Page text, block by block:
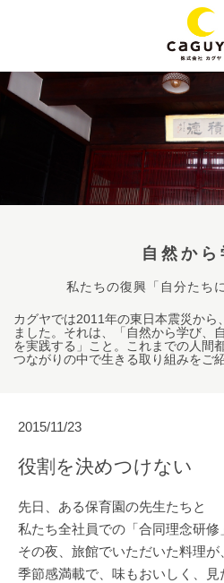
自然から
私たちの復興「自分たち
カグヤでは2011年の東日本震災から
ました。それは、「自然から学び、
を実践する」こと。これまでの人間
つながりの中で生きる取り組みをご
2015/11/23
役割を決めつけない
先日、ある保育園の先生たちと
私たち全社員での「合同理念研修
その夜、旅館でいただいた料理が
季節感満載で、味もおいしく、見